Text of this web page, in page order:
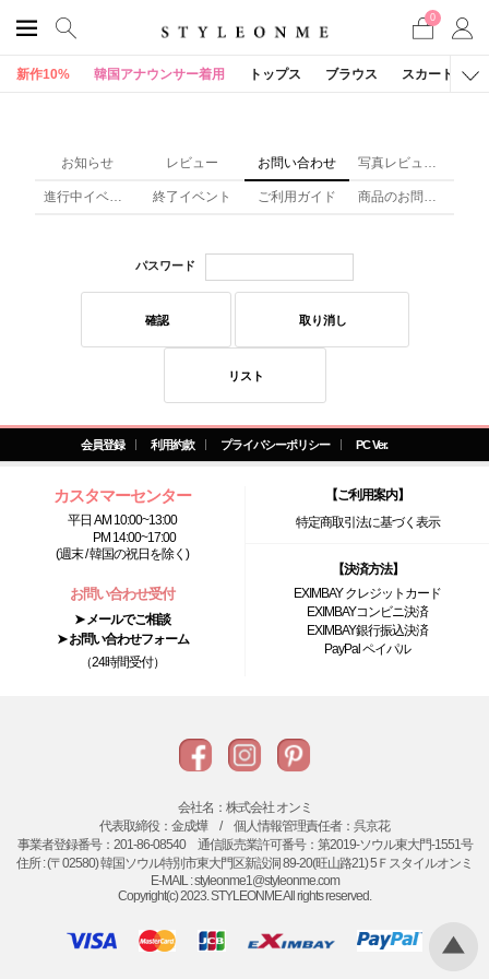
0
新作10% 韓国アナウンサー着用 トップス ブラウス スカート
お知らせ レビュー お問い合わせ 写真レビュー(x)
進行中イベント 終了イベント ご利用ガイド 商品のお問い合わせ
パスワード
確認 取り消し
リスト
会員登録 利用約款 プライバシーポリシー PC Ver.
カスタマーセンター
平日 AM 10:00~13:00
PM 14:00~17:00
(週末 / 韓国の祝日を除く)
お問い合わせ受付
➤ メールでご相談
➤ お問い合わせフォーム
（24時間受付）
【ご利用案内】
特定商取引法に基づく表示
【決済方法】
EXIMBAY クレジットカード
EXIMBAYコンビニ決済
EXIMBAY銀行振込決済
PayPal ペイパル
会社名：株式会社 オンミ
代表取締役：金成燁 / 個人情報管理責任者：呉京花
事業者登録番号：201-86-08540 通信販売業許可番号：第2019-ソウル東大門-1551号
住所 : (〒02580) 韓国ソウル特別市東大門区新設洞 89-20(旺山路21) 5Ｆスタイルオンミ
E-MAIL : styleonme1@styleonme.com
Copyright(c) 2023. STYLEONME All rights reserved.